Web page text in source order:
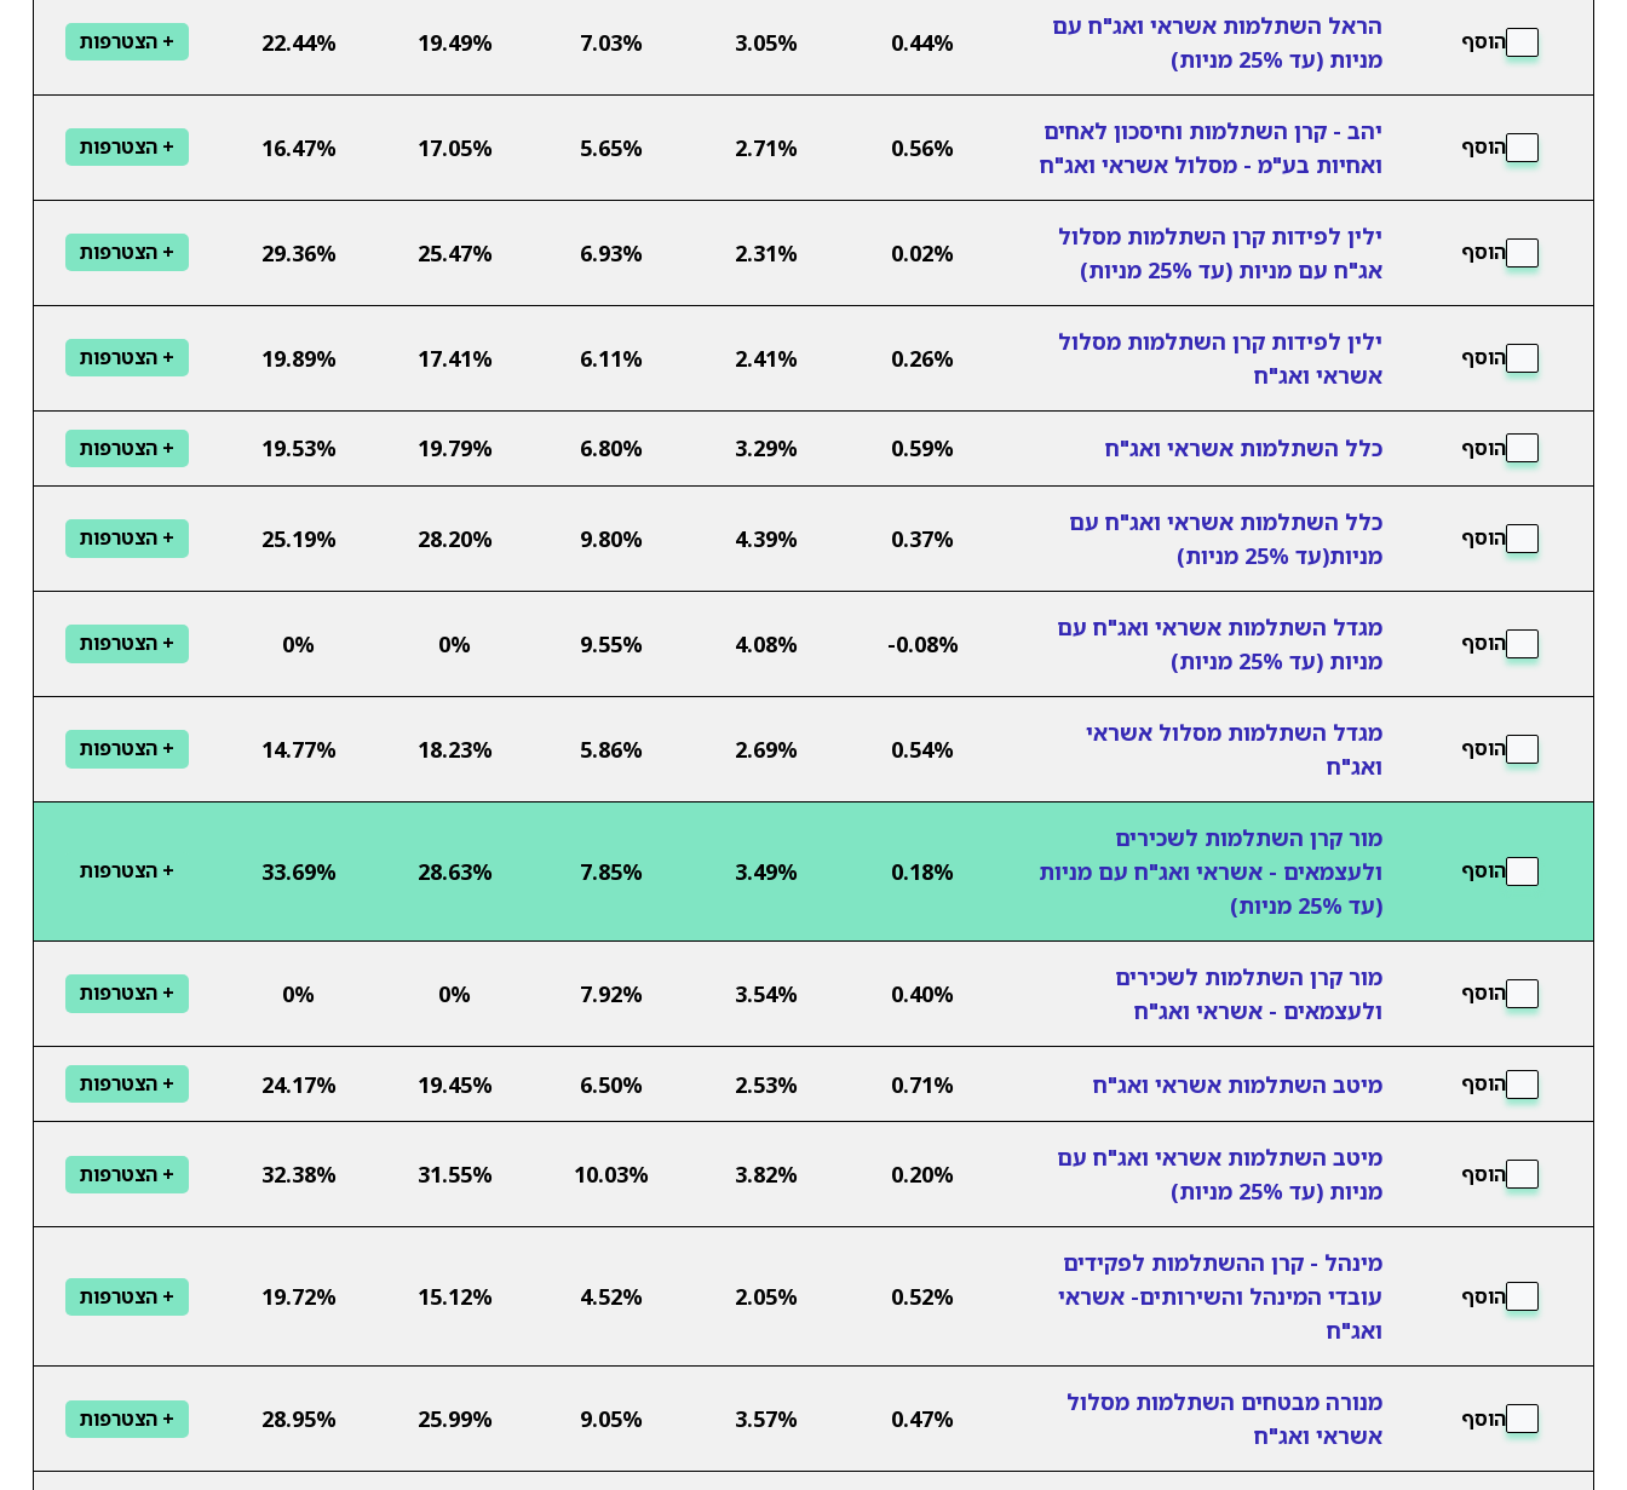
הוסף
הראל השתלמות אשראי ואג"ח עם
מניות (עד 25% מניות)
0.44%
3.05%
7.03%
19.49%
22.44% + הצטרפות
הוסף
יהב - קרן השתלמות וחיסכון לאחים
ואחיות בע"מ - מסלול אשראי ואג"ח
0.56%
2.71%
5.65%
17.05%
16.47% + הצטרפות
הוסף
ילין לפידות קרן השתלמות מסלול
אג"ח עם מניות (עד 25% מניות)
0.02%
2.31%
6.93%
25.47%
29.36% + הצטרפות
הוסף
ילין לפידות קרן השתלמות מסלול
אשראי ואג"ח
0.26%
2.41%
6.11%
17.41%
19.89% + הצטרפות
הוסף כלל השתלמות אשראי ואג"ח 0.59%
3.29%
6.80%
19.79%
19.53% + הצטרפות
הוסף
כלל השתלמות אשראי ואג"ח עם
מניות(עד 25% מניות)
0.37%
4.39%
9.80%
28.20%
25.19% + הצטרפות
הוסף
מגדל השתלמות אשראי ואג"ח עם
מניות (עד 25% מניות)
-0.08%
4.08%
9.55%
0%
0% + הצטרפות
הוסף
מגדל השתלמות מסלול אשראי
ואג"ח
0.54%
2.69%
5.86%
18.23%
14.77% + הצטרפות
הוסף
מור קרן השתלמות לשכירים
ולעצמאים - אשראי ואג"ח עם מניות
(עד 25% מניות)
0.18%
3.49%
7.85%
28.63%
33.69% + הצטרפות
הוסף
מור קרן השתלמות לשכירים
ולעצמאים - אשראי ואג"ח
0.40%
3.54%
7.92%
0%
0% + הצטרפות
הוסף מיטב השתלמות אשראי ואג"ח 0.71%
2.53%
6.50%
19.45%
24.17% + הצטרפות
הוסף
מיטב השתלמות אשראי ואג"ח עם
מניות (עד 25% מניות)
0.20%
3.82%
10.03%
31.55%
32.38% + הצטרפות
הוסף
מינהל - קרן ההשתלמות לפקידים
עובדי המינהל והשירותים- אשראי
ואג"ח
0.52%
2.05%
4.52%
15.12%
19.72% + הצטרפות
הוסף
מנורה מבטחים השתלמות מסלול
אשראי ואג"ח
0.47%
3.57%
9.05%
25.99%
28.95% + הצטרפות